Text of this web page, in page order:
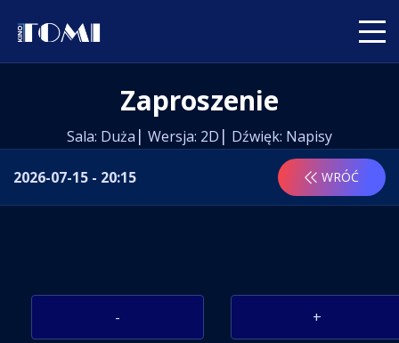
Zaproszenie
Sala: Duża Wersja: 2D Dźwięk: Napisy
WRÓĆ
2026-07-15 - 20:15
- +